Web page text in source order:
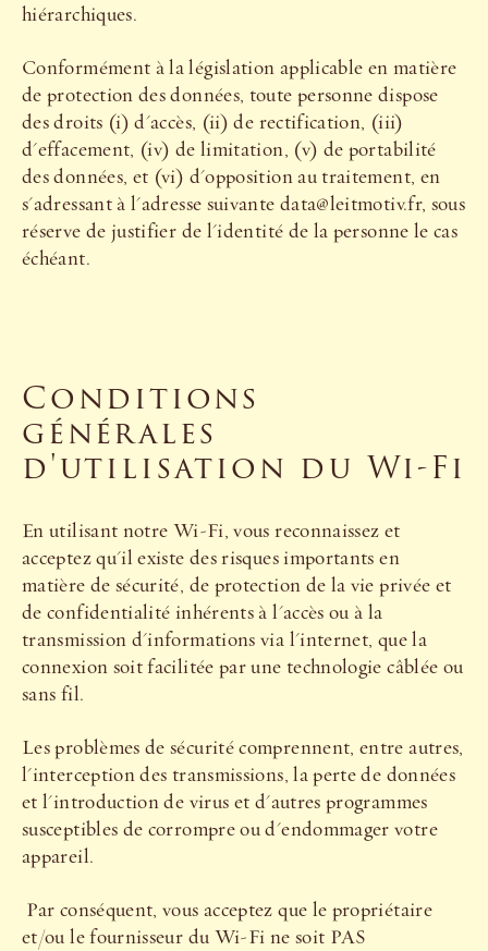
hiérarchiques.
Conformément à la législation applicable en matière
de protection des données, toute personne dispose
des droits (i) d'accès, (ii) de rectification, (iii)
d'effacement, (iv) de limitation, (v) de portabilité
des données, et (vi) d'opposition au traitement, en
s'adressant à l'adresse suivante data@leitmotiv.fr, sous
réserve de justifier de l'identité de la personne le cas
échéant.
Conditions
générales
d'utilisation du Wi-Fi
En utilisant notre Wi-Fi, vous reconnaissez et
acceptez qu'il existe des risques importants en
matière de sécurité, de protection de la vie privée et
de confidentialité inhérents à l'accès ou à la
transmission d'informations via l'internet, que la
connexion soit facilitée par une technologie câblée ou
sans fil.
Les problèmes de sécurité comprennent, entre autres,
l'interception des transmissions, la perte de données
et l'introduction de virus et d'autres programmes
susceptibles de corrompre ou d'endommager votre
appareil.
Par conséquent, vous acceptez que le propriétaire
et/ou le fournisseur du Wi-Fi ne soit PAS